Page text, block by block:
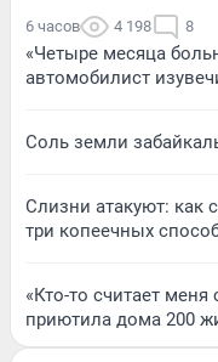
6 часов 4 198 8
«Четыре месяца
автомобилист
Соль земли
Слизни атакуют: как
три копеечных
«Кто-то считает
приютила дома 200